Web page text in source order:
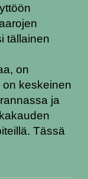
tällainen
on
on keskeinen
ja
Tässä